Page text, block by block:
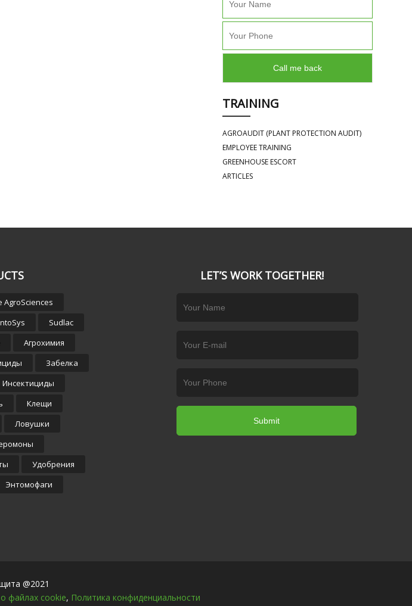
TRAINING
AGROAUDIT (PLANT PROTECTION AUDIT)
EMPLOYEE TRAINING
GREENHOUSE ESCORT
ARTICLES
AgroSciences
Sudlac
Агрохимия
Забелка
Инсектициды
Клещи
Ловушки
Удобрения
Энтомофаги
LET’S WORK TOGETHER!
@2021
файлах cookie, Политика конфиденциальности